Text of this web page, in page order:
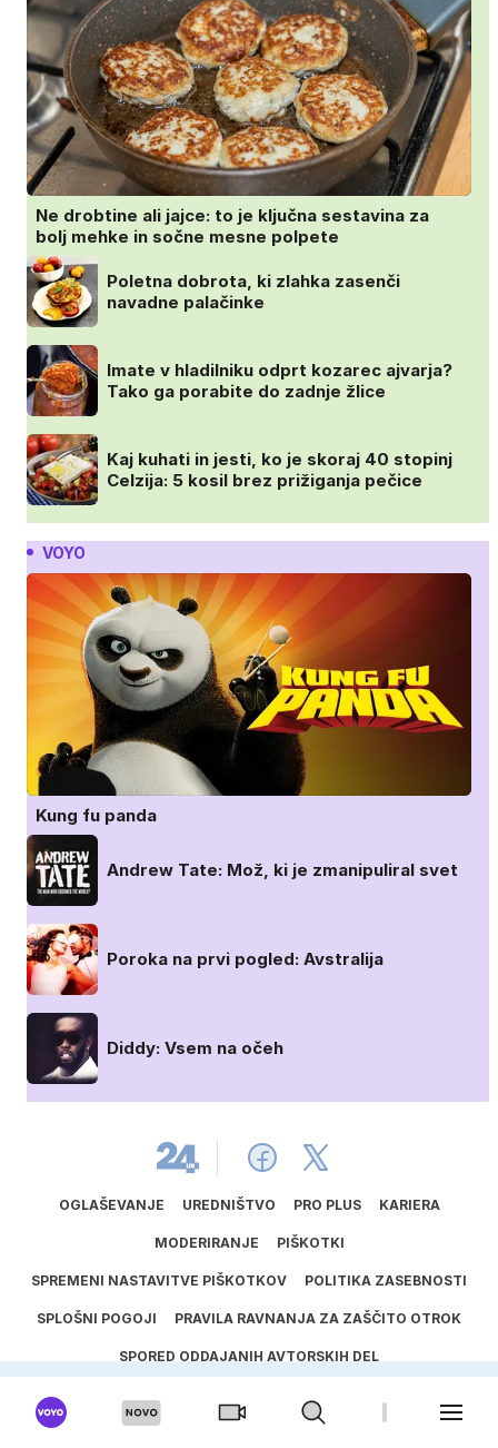
Ne drobtine ali jajce: to je ključna sestavina za
bolj mehke in sočne mesne polpete
Poletna dobrota, ki zlahka zasenči
navadne palačinke
Imate v hladilniku odprt kozarec ajvarja?
Tako ga porabite do zadnje žlice
Kaj kuhati in jesti, ko je skoraj 40 stopinj
Celzija: 5 kosil brez prižiganja pečice
VOYO
Kung fu panda
Andrew Tate: Mož, ki je zmanipuliral svet
Poroka na prvi pogled: Avstralija
Diddy: Vsem na očeh
OGLAŠEVANJE UREDNIŠTVO PRO PLUS KARIERA
MODERIRANJE PIŠKOTKI
SPREMENI NASTAVITVE PIŠKOTKOV POLITIKA ZASEBNOSTI
SPLOŠNI POGOJI PRAVILA RAVNANJA ZA ZAŠČITO OTROK
SPORED ODDAJANIH AVTORSKIH DEL